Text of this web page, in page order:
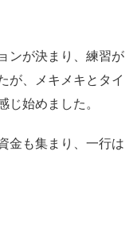
ンが決まり、練習が
が、メキメキとタイ
じ始めました。
金も集まり、一行は